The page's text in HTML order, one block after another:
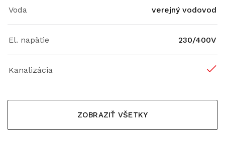
Voda verejný vodovod
El. napätie 230/400V
Kanalizácia
ZOBRAZIŤ VŠETKY